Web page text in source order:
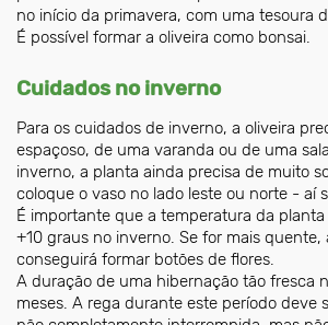
no início da primavera, com uma tesoura
É possível formar a oliveira como bonsai.
Cuidados no inverno
Para os cuidados de inverno, a oliveira
espaçoso, de uma varanda ou de uma
inverno, a planta ainda precisa de muito
coloque o vaso no lado leste ou norte - aí
É importante que a temperatura da planta
+10 graus no inverno. Se for mais quente,
conseguirá formar botões de flores.
A duração de uma hibernação tão fresca
meses. A rega durante este período deve